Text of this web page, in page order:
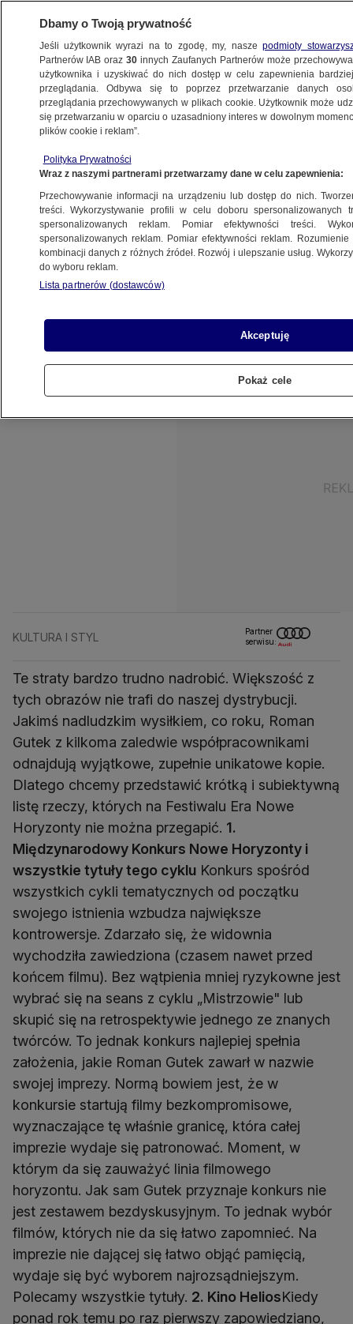
KULTURA I STYL
18.07.2007, 13:06Aktualizacja: 20.07.2007, 13:25
Udostępnij
Na siódmej edycji festiwalu filmowego Era Nowe
Horyzonty pokazanych zostanie ponad 350
filmów krótko i długometrażowych. Jednej
zobaczyć co najmniej 300 z nich – zapewne
każdego z nich można żałować.
KULTURA I STYL
Partner
serwisu:
Te straty bardzo trudno nadrobić. Większość z
tych obrazów nie trafi do naszej dystrybucji.
Jakimś nadludzkim wysiłkiem, co roku, Roman
Gutek z kilkoma zaledwie współpracownikami
odnajdują wyjątkowe, zupełnie unikatowe kopie.
Dlatego chcemy przedstawić krótką i subiektywną
listę rzeczy, których na Festiwalu Era Nowe
Horyzonty nie można przegapić. 1.
Międzynarodowy Konkurs Nowe Horyzonty i
wszystkie tytuły tego cyklu Konkurs spośród
wszystkich cykli tematycznych od początku
swojego istnienia wzbudza największe
kontrowersje. Zdarzało się, że widownia
wychodziła zawiedziona (czasem nawet przed
końcem filmu). Bez wątpienia mniej ryzykowne jest
wybrać się na seans z cyklu „Mistrzowie" lub
skupić się na retrospektywie jednego ze znanych
twórców. To jednak konkurs najlepiej spełnia
założenia, jakie Roman Gutek zawarł w nazwie
swojej imprezy. Normą bowiem jest, że w
konkursie startują filmy bezkompromisowe,
wyznaczające tę właśnie granicę, która całej
imprezie wydaje się patronować. Moment, w
którym da się zauważyć linia filmowego
horyzontu. Jak sam Gutek przyznaje konkurs nie
jest zestawem bezdyskusyjnym. To jednak wybór
filmów, których nie da się łatwo zapomnieć. Na
imprezie nie dającej się łatwo objąć pamięcią,
wydaje się być wyborem najrozsądniejszym.
Polecamy wszystkie tytuły. 2. Kino HeliosKiedy
ponad rok temu po raz pierwszy zapowiedziano,
Dbamy o Twoją prywatność
Jeśli użytkownik wyrazi na to zgodę, my, naszepodmioty
Partnerów IAB oraz30 innych Zaufanych Partnerów może
użytkownika i uzyskiwać do nich dostęp w celu zapewnienia
przeglądania. Odbywa się to poprzez przetwarzanie danych
przeglądania przechowywanych w plikach cookie. Użytkownik może
się przetwarzaniu w oparciu o uzasadniony interes w dowolnym
plików cookie i reklam”.
Polityka Prywatności
Wraz z naszymi partnerami przetwarzamy dane w celu zapewnienia:
Przechowywanie informacji na urządzeniu lub dostęp do nich.
treści. Wykorzystywanie profili w celu doboru spersonalizowanych
spersonalizowanych reklam. Pomiar efektywności treści.
spersonalizowanych reklam. Pomiar efektywności reklam.
kombinacji danych z różnych źródeł. Rozwój i ulepszanie usług.
do wyboru reklam.
Lista partnerów (dostawców)
Akceptuję
Pokaż cele